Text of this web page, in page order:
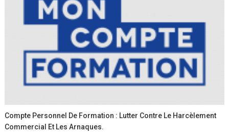
Compte Personnel De Formation : Lutter Contre Le Harcèlement
Commercial Et Les Arnaques.